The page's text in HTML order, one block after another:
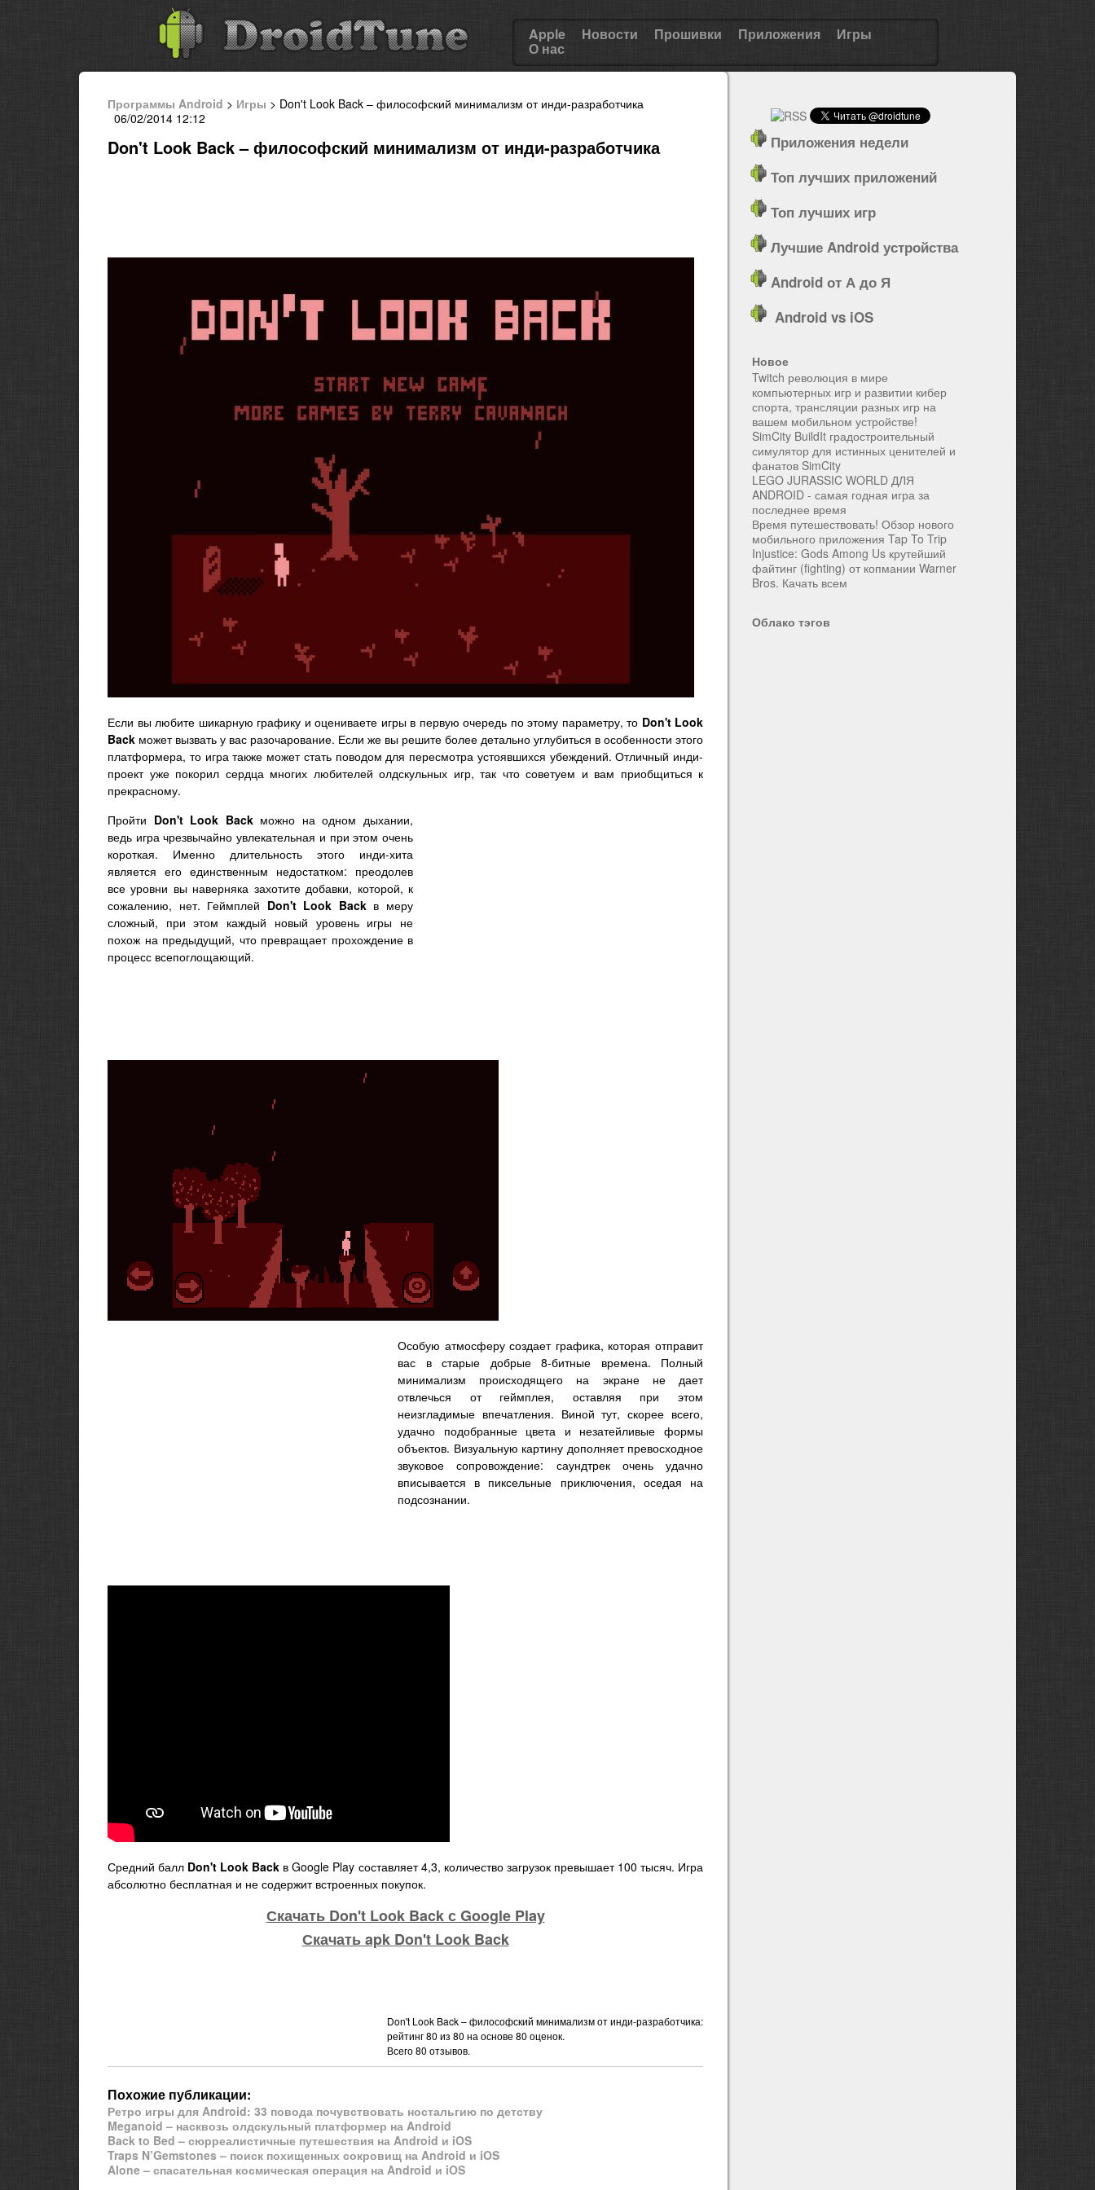
Apple Новости Прошивки Приложения Игры
О нас
Программы Android > Игры > Don't Look Back – философский минимализм от инди-разработчика
06/02/2014 12:12
Don't Look Back – философский минимализм от инди-разработчика
Если вы любите шикарную графику и оцениваете игры в первую очередь по этому параметру, то Don't Look
Back может вызвать у вас разочарование. Если же вы решите более детально углубиться в особенности этого
платформера, то игра также может стать поводом для пересмотра устоявшихся убеждений. Отличный инди-
проект уже покорил сердца многих любителей олдскульных игр, так что советуем и вам приобщиться к
прекрасному.
Пройти Don't Look Backможно на одном дыхании,
ведь игра чрезвычайно увлекательная и при этом очень
короткая. Именно длительность этого инди-хита
является его единственным недостатком: преодолев
все уровни вы наверняка захотите добавки, которой, к
сожалению, нет. Геймплей Don't Look Backв меру
сложный, при этом каждый новый уровень игры не
похож на предыдущий, что превращает прохождение в
процесс всепоглощающий.
Особую атмосферу создает графика, которая отправит
вас в старые добрые 8-битные времена. Полный
минимализм происходящего на экране не дает
отвлечься от геймплея, оставляя при этом
неизгладимые впечатления. Виной тут, скорее всего,
удачно подобранные цвета и незатейливые формы
объектов. Визуальную картину дополняет превосходное
звуковое сопровождение: саундтрек очень удачно
вписывается в пиксельные приключения, оседая на
подсознании.
Средний балл Don't Look Back в Google Play составляет 4,3, количество загрузок превышает 100 тысяч. Игра
абсолютно бесплатная и не содержит встроенных покупок.
Скачать Don't Look Back с Google Play
Скачать apk Don't Look Back
Don't Look Back – философский минимализм от инди-разработчика:
рейтинг80 из 80 на основе 80 оценок.
Всего80 отзывов.
Похожие публикации:
Ретро игры для Android: 33 повода почувствовать ностальгию по детству
Meganoid – насквозь олдскульный платформер на Android
Back to Bed – сюрреалистичные путешествия на Android и iOS
Traps N’Gemstones – поиск похищенных сокровищ на Android и iOS
Alone – спасательная космическая операция на Android и iOS
Приложения недели
Топ лучших приложений
Топ лучших игр
Лучшие Android устройства
Android от А до Я
Android vs iOS
Новое
Twitch революция в мире
компьютерных игр и развитии кибер
спорта, трансляции разных игр на
вашем мобильном устройстве!
SimCity BuildIt градостроительный
симулятор для истинных ценителей и
фанатов SimCity
LEGO JURASSIC WORLD ДЛЯ
ANDROID - самая годная игра за
последнее время
Время путешествовать! Обзор нового
мобильного приложения Tap To Trip
Injustice: Gods Among Us крутейший
файтинг (fighting) от копмании Warner
Bros. Качать всем
Облако тэгов